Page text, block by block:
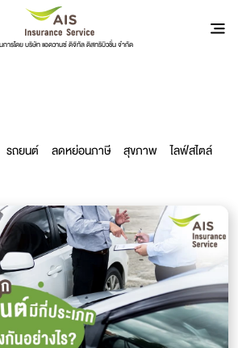
การโดย บริษัท แอดวานซ์ ดิจิทัล ดิสทริบิวชั่น จำกัด
รถยนต์ ลดหย่อนภาษี สุขภาพ ไลฟ์สไตล์